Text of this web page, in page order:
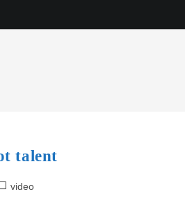
talent
video